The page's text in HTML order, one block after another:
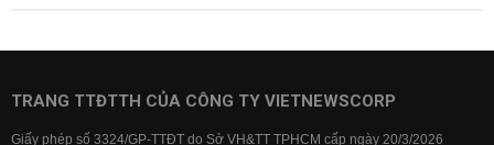
TRANG TTĐTTH CỦA CÔNG TY VIETNEWSCORP
Giấy phép số 3324/GP-TTĐT do Sở VH&TT TPHCM cấp ngày 20/3/2026